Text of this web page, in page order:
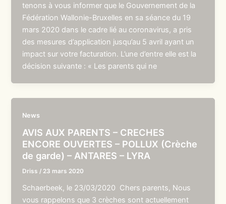
tenons à vous informer que le Gouvernement de la
Fédération Wallonie-Bruxelles en sa séance du 19
mars 2020 dans le cadre lié au coronavirus, a pris
des mesures d’application jusqu’au 5 avril ayant un
impact sur votre facturation. L’une d’entre elle est la
décision suivante : « Les parents qui ne
News
AVIS AUX PARENTS – CRECHES
ENCORE OUVERTES – POLLUX (Crèche
de garde) – ANTARES – LYRA
Driss / 23 mars 2020
Schaerbeek, le 23/03/2020 Chers parents, Nous
vous rappelons que 3 crèches sont actuellement